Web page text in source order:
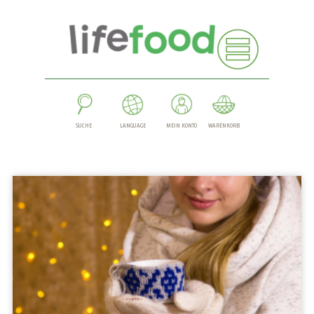
SUCHE LANGUAGE MEIN KONTO WARENKORB